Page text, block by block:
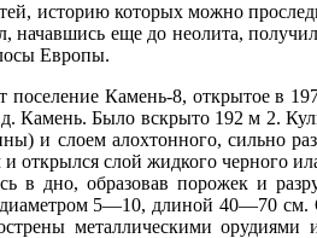
историю которых можно
еще до неолита,
Европы.
поселение Камень-8, открытое в
Камень. Было вскрыто 192 м 2.
и слоем алохтонного, сильно
открылся слой жидкого черного
в дно, образовав порожек и
5—10, длиной 40—70
металлическими